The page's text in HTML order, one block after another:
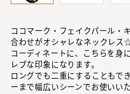
ココマーク・フェイクパール・
合わせがオシャレなネックレス
コーディネートに、こちらを身
レブな印象になります。
ロングでも二重にすることもで
ーまで幅広いシーンでお使いい